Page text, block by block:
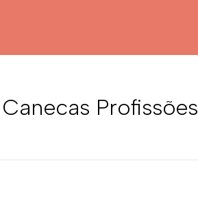
Canecas Profissões